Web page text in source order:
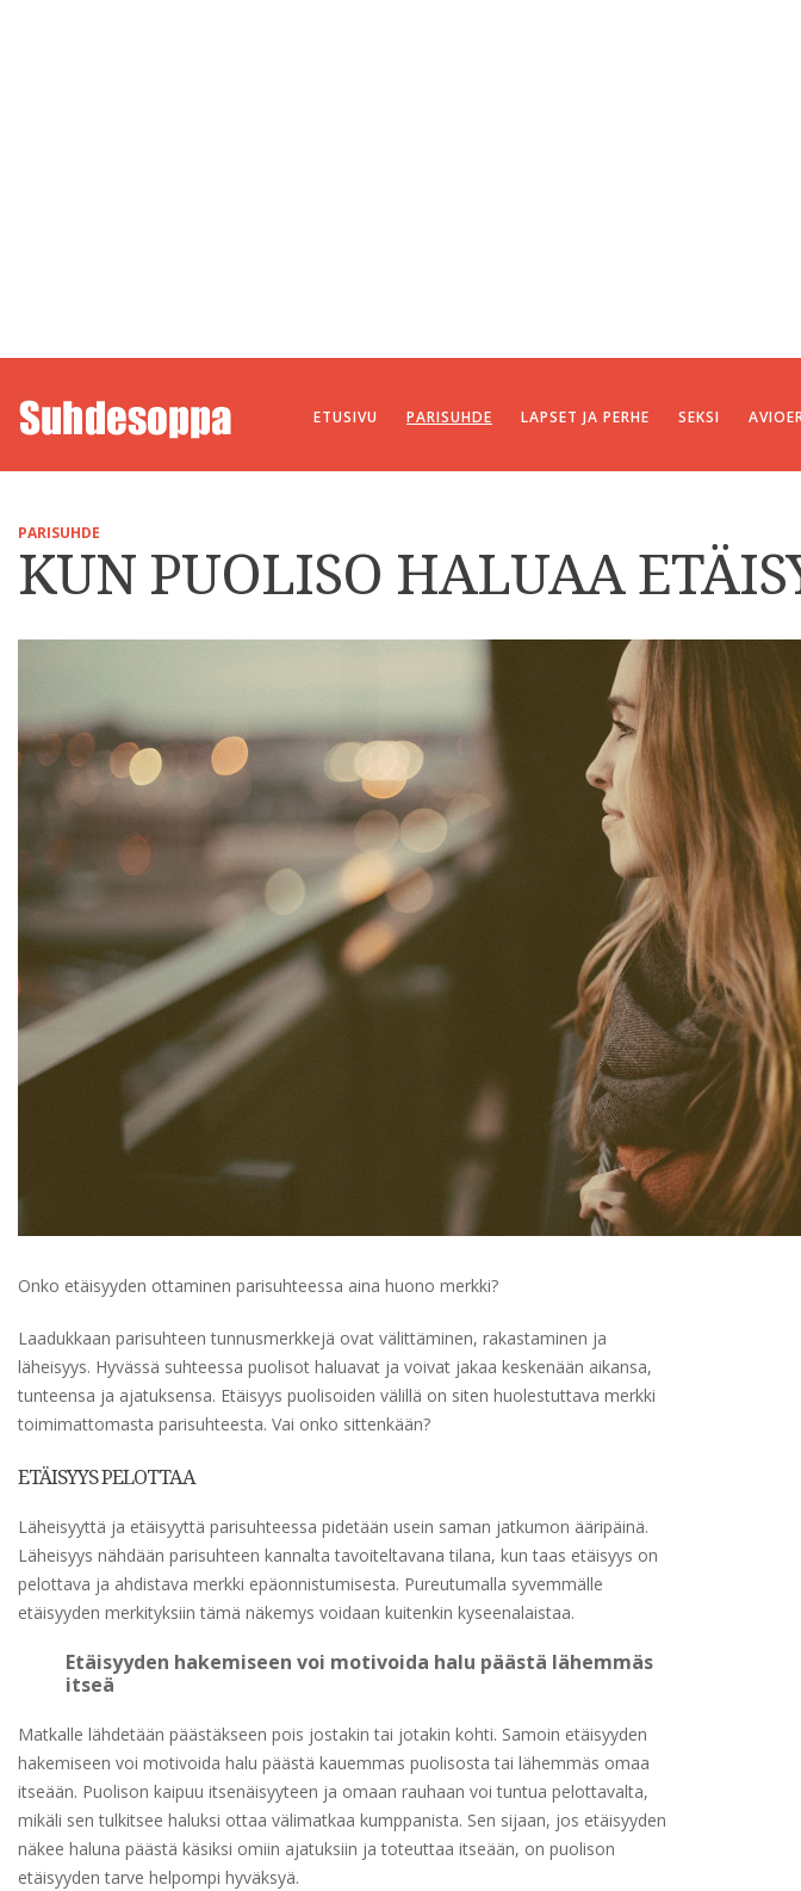
ETUSIVU PARISUHDE LAPSET JA PERHE SEKSI
PARISUHDE
KUN PUOLISO HALUAA
Onko etäisyyden ottaminen parisuhteessa aina huono merkki?
Laadukkaan parisuhteen tunnusmerkkejä ovat välittäminen, rakastaminen ja
läheisyys. Hyvässä suhteessa puolisot haluavat ja voivat jakaa keskenään aikansa,
tunteensa ja ajatuksensa. Etäisyys puolisoiden välillä on siten huolestuttava merkki
toimimattomasta parisuhteesta. Vai onko sittenkään?
ETÄISYYS PELOTTAA
Läheisyyttä ja etäisyyttä parisuhteessa pidetään usein saman jatkumon ääripäinä.
Läheisyys nähdään parisuhteen kannalta tavoiteltavana tilana, kun taas etäisyys on
pelottava ja ahdistava merkki epäonnistumisesta. Pureutumalla syvemmälle
etäisyyden merkityksiin tämä näkemys voidaan kuitenkin kyseenalaistaa.
Etäisyyden hakemiseen voi motivoida halu päästä lähemmäs
itseä
Matkalle lähdetään päästäkseen pois jostakin tai jotakin kohti. Samoin etäisyyden
hakemiseen voi motivoida halu päästä kauemmas puolisosta tai lähemmäs omaa
itseään. Puolison kaipuu itsenäisyyteen ja omaan rauhaan voi tuntua pelottavalta,
mikäli sen tulkitsee haluksi ottaa välimatkaa kumppanista. Sen sijaan, jos etäisyyden
näkee haluna päästä käsiksi omiin ajatuksiin ja toteuttaa itseään, on puolison
etäisyyden tarve helpompi hyväksyä.